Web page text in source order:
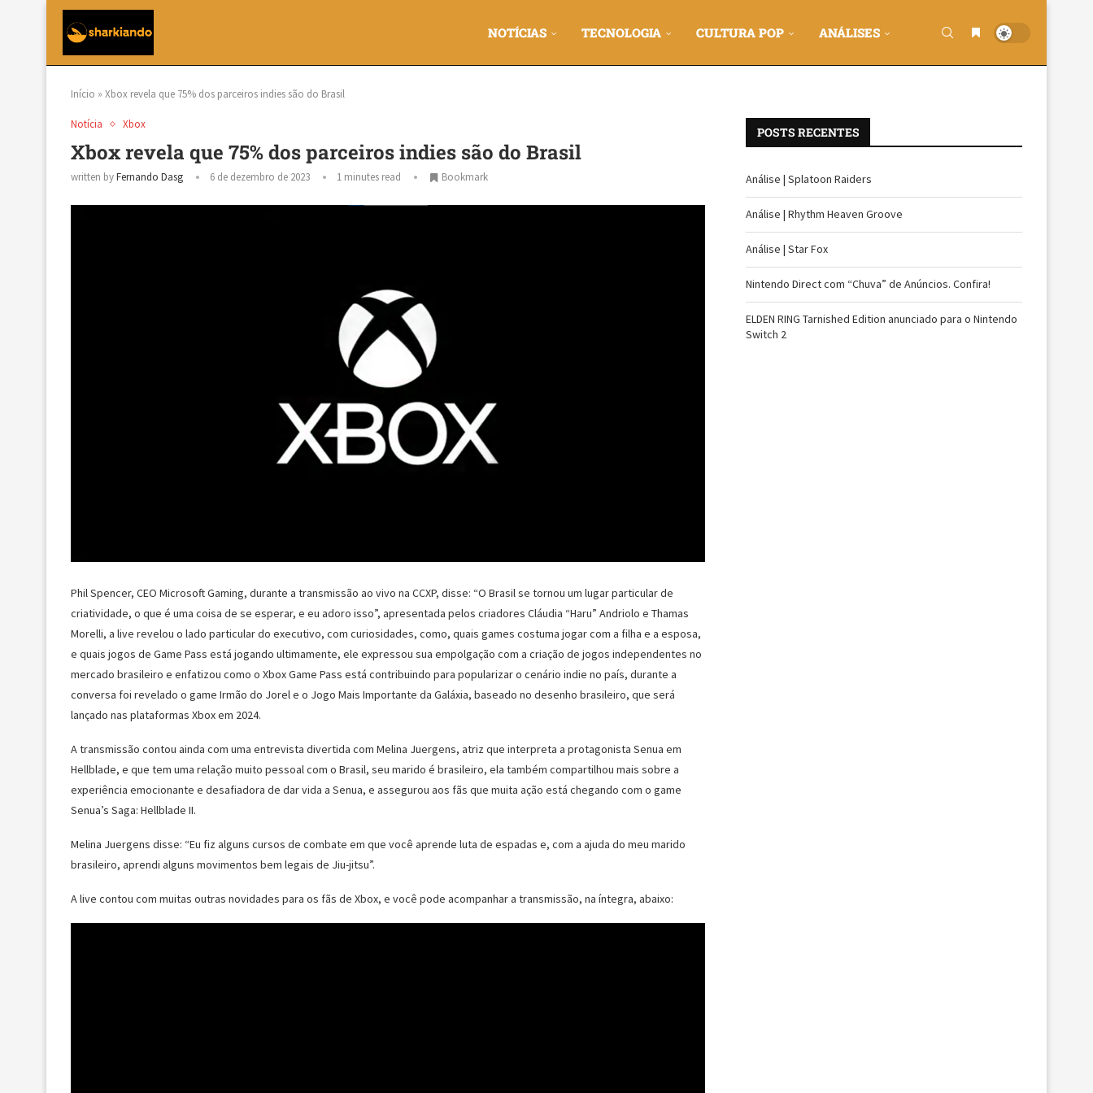
NOTÍCIAS TECNOLOGIA CULTURA POP ANÁLISES
Início » Xbox revela que 75% dos parceiros indies são do Brasil
Notícia Xbox
Xbox revela que 75% dos parceiros indies são do Brasil
written byFernando Dasg 6 de dezembro de 2023 1 minutes read Bookmark
Phil Spencer, CEO Microsoft Gaming, durante a transmissão ao vivo na CCXP, disse: “O Brasil se tornou um lugar particular de
criatividade, o que é uma coisa de se esperar, e eu adoro isso”, apresentada pelos criadores Cláudia “Haru” Andriolo e Thamas
Morelli, a live revelou o lado particular do executivo, com curiosidades, como, quais games costuma jogar com a filha e a esposa,
e quais jogos de Game Pass está jogando ultimamente, ele expressou sua empolgação com a criação de jogos independentes no
mercado brasileiro e enfatizou como o Xbox Game Pass está contribuindo para popularizar o cenário indie no país, durante a
conversa foi revelado o game Irmão do Jorel e o Jogo Mais Importante da Galáxia, baseado no desenho brasileiro, que será
lançado nas plataformas Xbox em 2024.
A transmissão contou ainda com uma entrevista divertida com Melina Juergens, atriz que interpreta a protagonista Senua em
Hellblade, e que tem uma relação muito pessoal com o Brasil, seu marido é brasileiro, ela também compartilhou mais sobre a
experiência emocionante e desafiadora de dar vida a Senua, e assegurou aos fãs que muita ação está chegando com o game
Senua’s Saga: Hellblade II.
Melina Juergens disse: “Eu fiz alguns cursos de combate em que você aprende luta de espadas e, com a ajuda do meu marido
brasileiro, aprendi alguns movimentos bem legais de Jiu-jitsu”.
A live contou com muitas outras novidades para os fãs de Xbox, e você pode acompanhar a transmissão, na íntegra, abaixo:
POSTS RECENTES
Análise | Splatoon Raiders
Análise | Rhythm Heaven Groove
Análise | Star Fox
Nintendo Direct com “Chuva” de Anúncios. Confira!
ELDEN RING Tarnished Edition anunciado para o Nintendo
Switch 2